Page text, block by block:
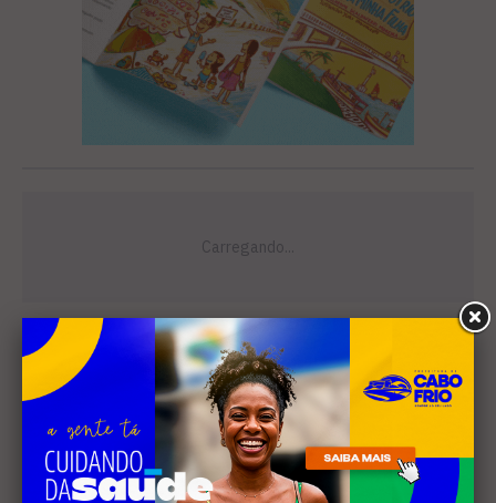
Leia Também
EDUCAÇÃO
Projeto "Interlinhas" lança
concurso de redação para
estudantes do ensino médio
em Cabo Frio